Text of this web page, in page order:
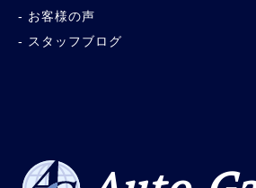
お客様の声
スタッフブログ